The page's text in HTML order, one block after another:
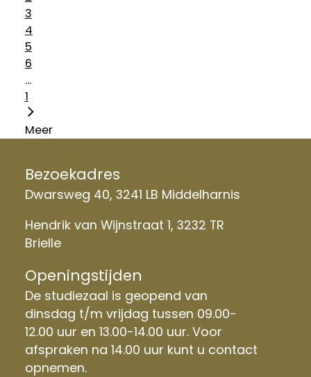
3
4
5
6
...
1
Meer
Bezoekadres
Dwarsweg 40, 3241 LB Middelharnis
Hendrik van Wijnstraat 1, 3232 TR
Brielle
Openingstijden
De studiezaal is geopend van
dinsdag t/m vrijdag tussen 09.00-
12.00 uur en 13.00-14.00 uur. Voor
afspraken na 14.00 uur kunt u contact
opnemen.